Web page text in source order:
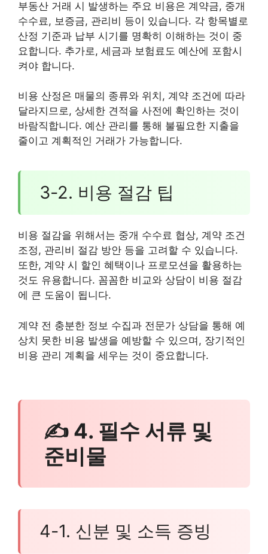
부동산 거래 시 발생하는 주요 비용은 계약금, 중개
수수료, 보증금, 관리비 등이 있습니다. 각 항목별로
산정 기준과 납부 시기를 명확히 이해하는 것이 중
요합니다. 추가로, 세금과 보험료도 예산에 포함시
켜야 합니다.
비용 산정은 매물의 종류와 위치, 계약 조건에 따라
달라지므로, 상세한 견적을 사전에 확인하는 것이
바람직합니다. 예산 관리를 통해 불필요한 지출을
줄이고 계획적인 거래가 가능합니다.
3-2. 비용 절감 팁
비용 절감을 위해서는 중개 수수료 협상, 계약 조건
조정, 관리비 절감 방안 등을 고려할 수 있습니다.
또한, 계약 시 할인 혜택이나 프로모션을 활용하는
것도 유용합니다. 꼼꼼한 비교와 상담이 비용 절감
에 큰 도움이 됩니다.
계약 전 충분한 정보 수집과 전문가 상담을 통해 예
상치 못한 비용 발생을 예방할 수 있으며, 장기적인
비용 관리 계획을 세우는 것이 중요합니다.
✍ 4. 필수 서류 및
준비물
4-1. 신분 및 소득 증빙